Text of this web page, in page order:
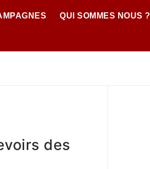
QUI SOMMES NOUS ?
des